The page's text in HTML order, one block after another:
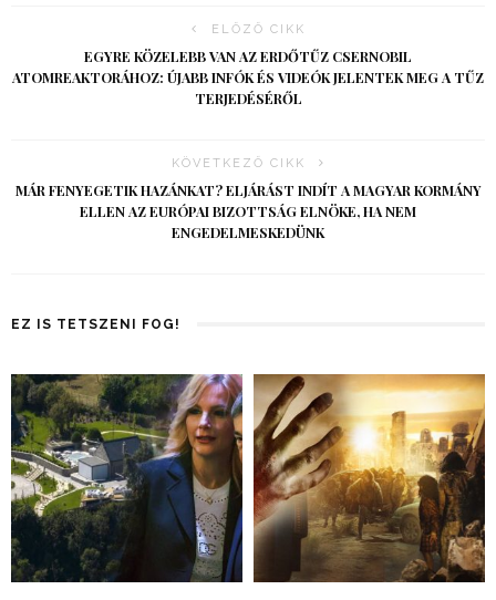
ELŐZŐ CIKK
EGYRE KÖZELEBB VAN AZ ERDŐTŰZ CSERNOBIL
ATOMREAKTORÁHOZ: ÚJABB INFÓK ÉS VIDEÓK JELENTEK MEG A TŰZ
TERJEDÉSÉRŐL
KÖVETKEZŐ CIKK
MÁR FENYEGETIK HAZÁNKAT? ELJÁRÁST INDÍT A MAGYAR KORMÁNY
ELLEN AZ EURÓPAI BIZOTTSÁG ELNÖKE, HA NEM
ENGEDELMESKEDÜNK
EZ IS TETSZENI FOG!